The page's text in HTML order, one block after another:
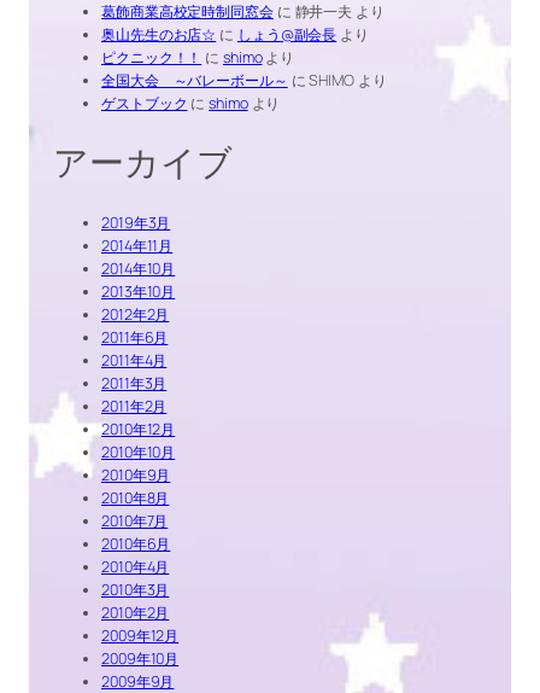
葛飾商業高校定時制同窓会に 静井一夫 より
奥山先生のお店☆ に しょう@副会長 より
ピクニック！！ にshimoより
全国大会 ～バレーボール～ にSHIMOより
ゲストブック にshimoより
アーカイブ
2019年3月
2014年11月
2014年10月
2013年10月
2012年2月
2011年6月
2011年4月
2011年3月
2011年2月
2010年12月
2010年10月
2010年9月
2010年8月
2010年7月
2010年6月
2010年4月
2010年3月
2010年2月
2009年12月
2009年10月
2009年9月